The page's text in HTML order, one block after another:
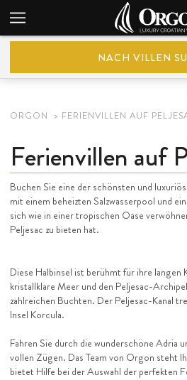
NACH VILLEN
ORGON FERIENVILLEN AUF
Ferienvillen auf
Buchen Sie eine der schönsten und
mit einem beheizten Salzwasserpool und
sich wie in einer tropischen Oase
Peljesac zu bieten hat.
Diese Halbinsel ist berühmt für ihre langen
kristallklare Meer und den Peljesac-
zahlreichen Buchten. Der Peljesac-Kanal
Insel Korcula.
Fahren Sie durch die wunderschöne Adria
vollen Zügen. Das Team von Orgon steht
bietet Hilfe bei der Auswahl der perfekten